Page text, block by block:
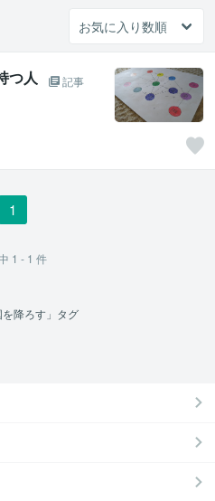
つ人
記事
1
1 - 1 件
を降ろす」タグ